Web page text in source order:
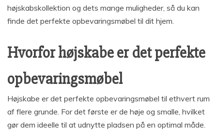
højskabskollektion og dets mange muligheder, så du kan
finde det perfekte opbevaringsmøbel til dit hjem.
Hvorfor højskabe er det perfekte
opbevaringsmøbel
Højskabe er det perfekte opbevaringsmøbel til ethvert rum
af flere grunde. For det første er de høje og smalle, hvilket
gør dem ideelle til at udnytte pladsen på en optimal måde.